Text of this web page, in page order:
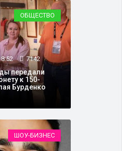
ОБЩЕСТВО
7142
передали
к 150-
Бурденко
ШОУ-БИЗНЕС